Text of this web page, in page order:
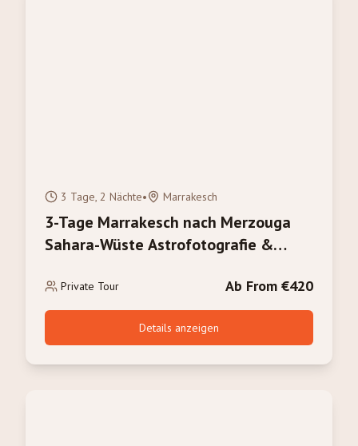
3 Tage, 2 Nächte• Marrakesch
3-Tage Marrakesch nach Merzouga
Sahara-Wüste Astrofotografie &
Private Tour Ab From €420
Details anzeigen